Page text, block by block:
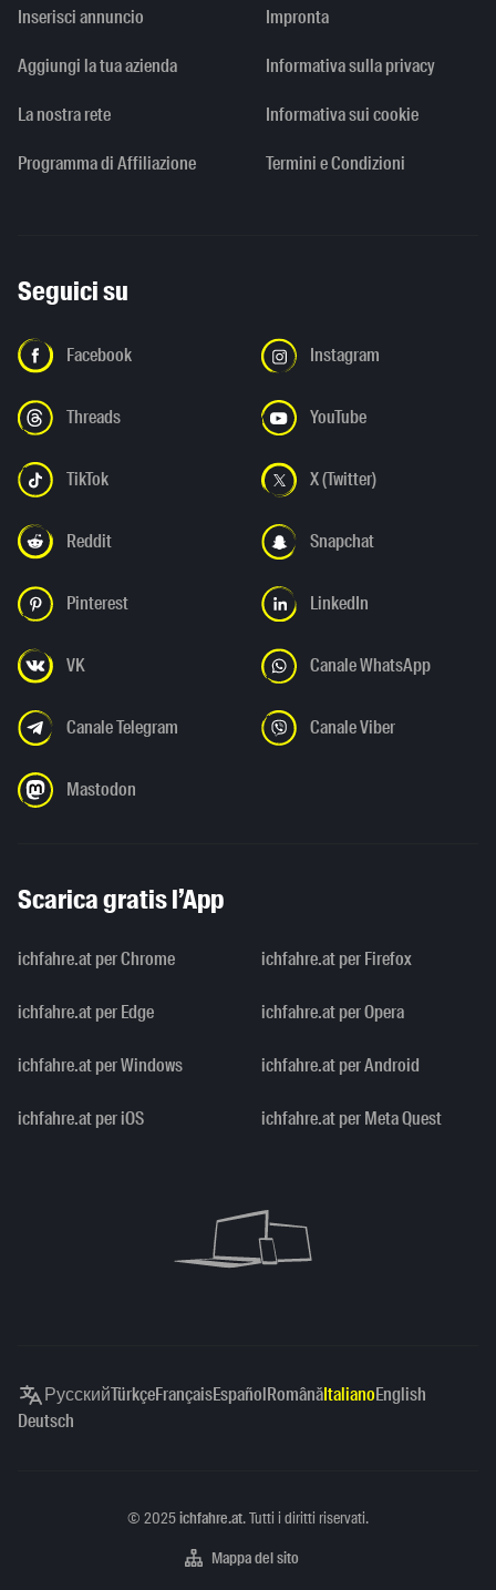
Inserisci annuncio
Aggiungi la tua azienda
La nostra rete
Programma di Affiliazione
Impronta
Informativa sulla privacy
Informativa sui cookie
Termini e Condizioni
Seguici su
Facebook Instagram
Threads YouTube
TikTok X (Twitter)
Reddit Snapchat
Pinterest LinkedIn
VK Canale WhatsApp
Canale Telegram Canale Viber
Mastodon
Scarica gratis l’App
ichfahre.at per Chrome ichfahre.at per Firefox
ichfahre.at per Edge ichfahre.at per Opera
ichfahre.at per Windows ichfahre.at per Android
ichfahre.at per iOS ichfahre.at per Meta Quest
РусскийTürkçeFrançaisEspañolRomânăItalianoEnglish
Deutsch
Copyright
© 2025ichfahre.at. Tutti i diritti riservati.
Mappa del sito